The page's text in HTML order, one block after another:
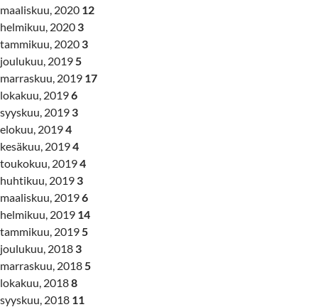
maaliskuu, 2020 12
helmikuu, 2020 3
tammikuu, 2020 3
joulukuu, 2019 5
marraskuu, 2019 17
lokakuu, 20196
syyskuu, 2019 3
elokuu, 20194
kesäkuu, 20194
toukokuu, 20194
huhtikuu, 2019 3
maaliskuu, 20196
helmikuu, 2019 14
tammikuu, 2019 5
joulukuu, 2018 3
marraskuu, 2018 5
lokakuu, 20188
syyskuu, 2018 11